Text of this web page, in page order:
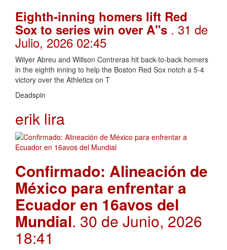
Eighth-inning homers lift Red
Sox to series win over A"s . 31 de
Julio, 2026 02:45
Wilyer Abreu and Willson Contreras hit back-to-back homers
in the eighth inning to help the Boston Red Sox notch a 5-4
victory over the Athletics on T
Deadspin
erik lira
Confirmado: Alineación de
México para enfrentar a
Ecuador en 16avos del
Mundial. 30 de Junio, 2026
18:41